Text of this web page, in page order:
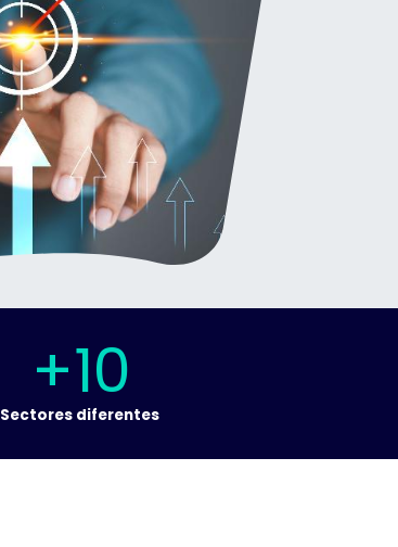
+10
Sectores diferentes